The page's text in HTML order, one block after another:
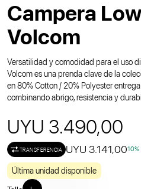
Campera
Volcom
Versatilidad y comodidad para el uso
Volcom es una prenda clave de la
en 80% Cotton / 20% Polyester
combinando abrigo, resistencia y
UYU 3.490,00
TRANSFERENCIA UYU 3.141,0010%
Última unidad disponible